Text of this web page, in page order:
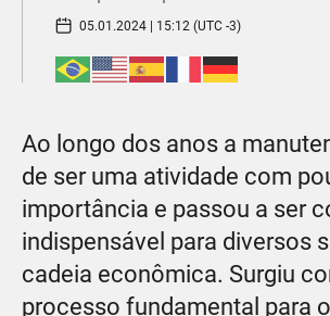
05.01.2024 | 15:12 (UTC -3)
Ao longo dos anos a
de ser uma atividade com
importância e passou a ser
indispensável para diversos
cadeia econômica. Surgiu
processo fundamental para o